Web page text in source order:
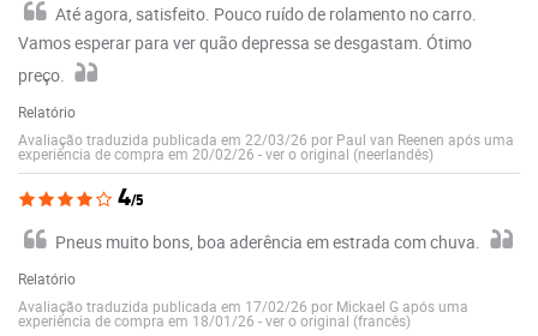
Até agora, satisfeito. Pouco ruído de rolamento no carro.
Vamos esperar para ver quão depressa se desgastam. Ótimo
preço.
Relatório
Avaliação traduzida publicada em 22/03/26 por Paul van Reenen após uma
experiência de compra em 20/02/26 -ver o original (neerlandês)
4/5
Pneus muito bons, boa aderência em estrada com chuva.
Relatório
Avaliação traduzida publicada em 17/02/26 por Mickael G após uma
experiência de compra em 18/01/26 -ver o original (francês)